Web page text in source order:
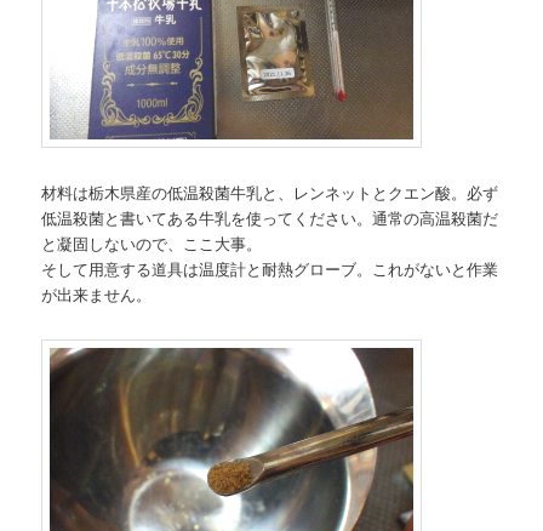
材料は栃木県産の低温殺菌牛乳と、レンネットとクエン酸。必ず
低温殺菌と書いてある牛乳を使ってください。通常の高温殺菌だ
と凝固しないので、ここ大事。
そして用意する道具は温度計と耐熱グローブ。これがないと作業
が出来ません。